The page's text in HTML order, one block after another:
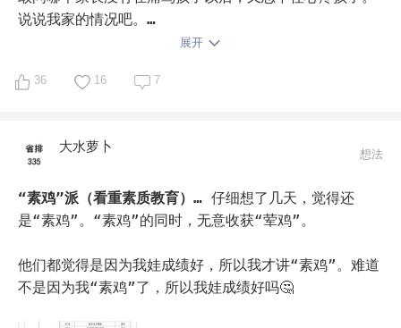
子时光，谢谢孩子能忘记我曾经的偏执和不理智！很庆
幸，在小高我们费爸费妈地荤素搭配，全家愉快鸡娃！
说说我家的情况吧。
身处北京最佛系的区，比邻北京最疯狂的区。
学前时候，学画画，学电子琴，学书法。试过一圈发现，
学科方面，一直坚信英语要从小学。娃的英语也是一路顺
英语辅导班试听过几家，最终仍然决定自鸡。陪孩子一起
读英文书，一起看英文电影，一起看英文视频课，一起看
了。这是报任何辅导班都不能获得的副产品。
对于奥数，一直处于徘徊状态。所以一到三年级没有参加
展开
36 16 7
大水萝卜
想法
“素鸡”派（看重素质教育）… 仔细想了几天，觉得还
是“素鸡”。“素鸡”的同时，无意收获“荤鸡”。
他们都觉得是因为我娃成绩好，所以我才讲“素鸡”。难道
不是因为我“素鸡”了，所以我娃成绩好吗🤔